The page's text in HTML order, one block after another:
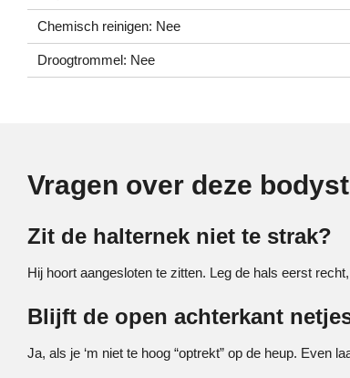
Chemisch reinigen: Nee
Droogtrommel: Nee
Vragen over deze
Zit de halternek niet te strak?
Hij hoort aangesloten te zitten. Leg de hals eerst
Blijft de open achterkant
Ja, als je ‘m niet te hoog “optrekt” op de heup. Even